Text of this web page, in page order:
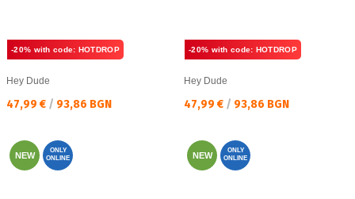
-20% with code: HOTDROP
Hey Dude
Текуща цена:
47,99 € / 93,86 BGN
-20% with code: HOTDROP
Hey Dude
Текуща цена:
47,99 € / 93,86 BGN
NEW
ONLY
ONLINE
NEW
ONLY
ONLINE